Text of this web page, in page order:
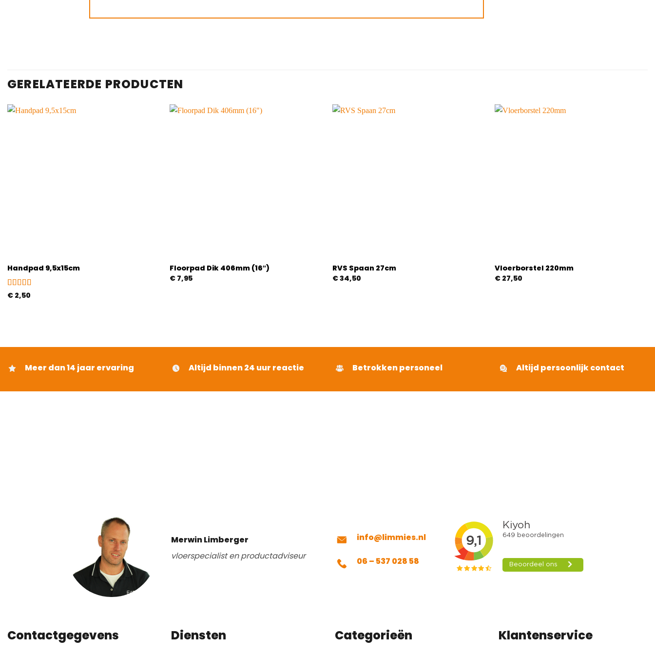
GERELATEERDE PRODUCTEN
Handpad 9,5x15cm
Gewaardeerd
€2,50
Floorpad Dik 406mm (16″)
€ 7,95
RVS Spaan 27cm
€34,50
Vloerborstel 220mm
€ 27,50
Meer dan 14 jaar ervaring Altijd binnen 24 uur reactie Betrokken personeel Altijd persoonlijk contact
Merwin Limberger
vloerspecialist en productadviseur
info@limmies.nl
06 – 537 028 58
Contactgegevens Diensten Categorieën Klantenservice